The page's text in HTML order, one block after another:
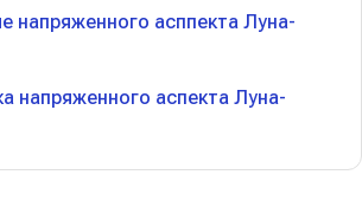
напряженного асппекта Луна-
напряженного аспекта Луна-